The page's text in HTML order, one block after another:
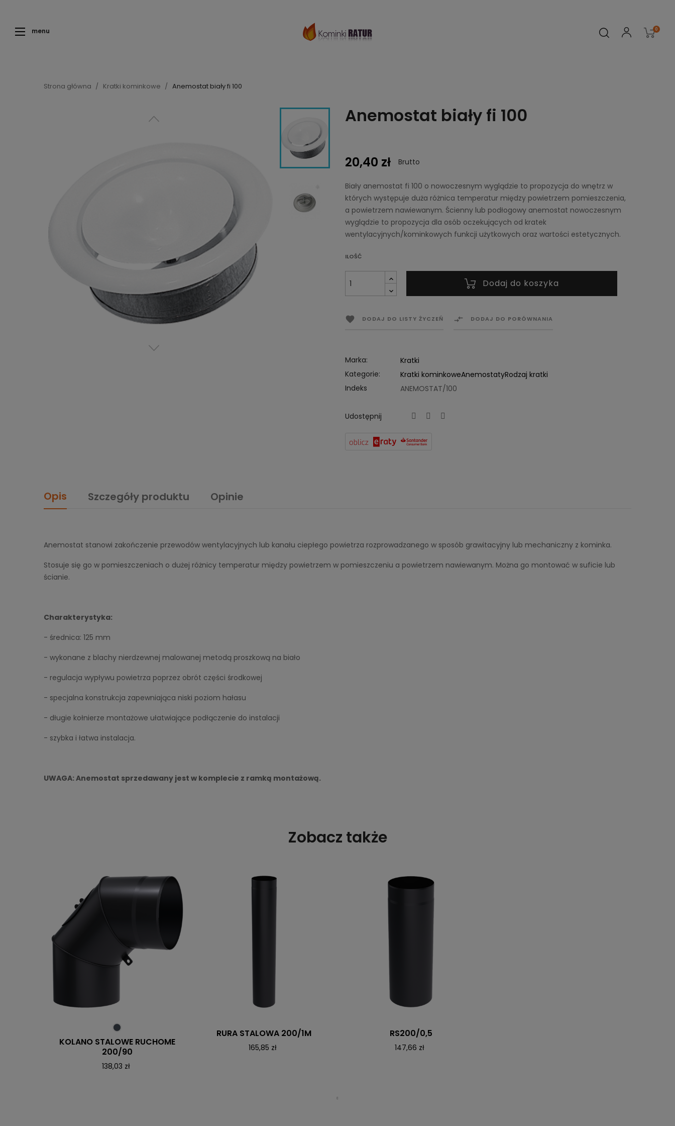
menu 0
Strona główna Kratki kominkowe Anemostat biały fi 100
Anemostat biały fi 100
20,40 zł Brutto
Biały anemostat fi 100 o nowoczesnym wyglądzie to propozycja do wnętrz w
których występuje duża różnica temperatur między powietrzem pomieszczenia,
a powietrzem nawiewanym. Ścienny lub podłogowy anemostat nowoczesnym
wyglądzie to propozycja dla osób oczekujących od kratek
wentylacyjnych/kominkowych funkcji użytkowych oraz wartości estetycznych.
ILOŚĆ
Dodaj do koszyka
 DODAJ DO LISTY ŻYCZEŃ  DODAJ DO PORÓWNANIA
Marka:
Kratki
Kategorie:
Kratki kominkoweAnemostatyRodzaj kratki
Indeks
ANEMOSTAT/100
Udostępnij
Opis Szczegóły produktu Opinie
Anemostat stanowi zakończenie przewodów wentylacyjnych lub kanału ciepłego powietrza rozprowadzanego w sposób grawitacyjny lub mechaniczny z kominka.
Stosuje się go w pomieszczeniach o dużej różnicy temperatur między powietrzem w pomieszczeniu a powietrzem nawiewanym. Można go montować w suficie lub
ścianie.
Charakterystyka:
- średnica: 125 mm
- wykonane z blachy nierdzewnej malowanej metodą proszkową na biało
- regulacja wypływu powietrza poprzez obrót części środkowej
- specjalna konstrukcja zapewniająca niski poziom hałasu
- długie kołnierze montażowe ułatwiające podłączenie do instalacji
- szybka i łatwa instalacja.
UWAGA: Anemostat sprzedawany jest w komplecie z ramką montażową.
Zobacz także
KOLANO STALOWE RUCHOME
200/90
138,03 zł
RURA STALOWA 200/1M
165,85 zł
RS200/0,5
147,66 zł